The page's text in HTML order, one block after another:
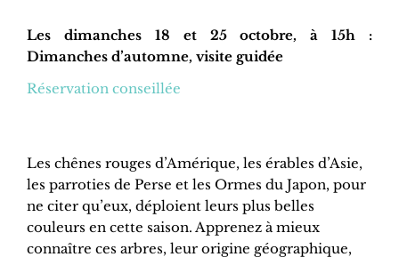
Les dimanches 18 et 25 octobre, à 15h :
Dimanches d’automne, visite guidée
Réservation conseillée
Les chênes rouges d’Amérique, les érables d’Asie,
les parroties de Perse et les Ormes du Japon, pour
ne citer qu’eux, déploient leurs plus belles
couleurs en cette saison. Apprenez à mieux
connaître ces arbres, leur origine géographique,